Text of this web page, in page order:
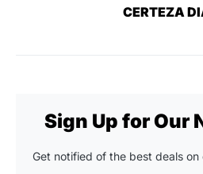
CERTEZA
Sign Up for Our
Get notified of the best deals on